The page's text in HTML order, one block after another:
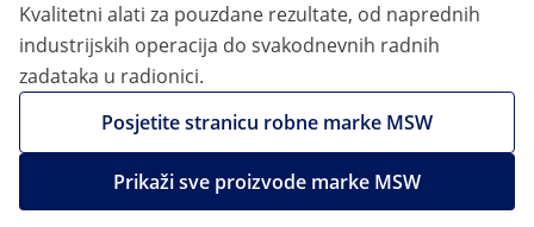
Kvalitetni alati za pouzdane rezultate, od naprednih
industrijskih operacija do svakodnevnih radnih
zadataka u radionici.
Posjetite stranicu robne marke MSW
Prikaži sve proizvode marke MSW